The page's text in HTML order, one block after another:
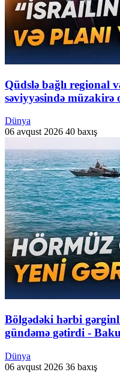
Qüdslə bağlı regional
səviyyəsində
Dünya
06 avqust 2026 40 baxış
Bölgədəki hərbi
gündəmə gətirdi -
Dünya
06 avqust 2026 36 baxış